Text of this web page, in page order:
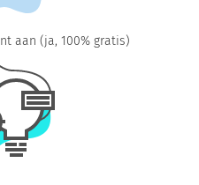
aan (ja, 100% gratis)